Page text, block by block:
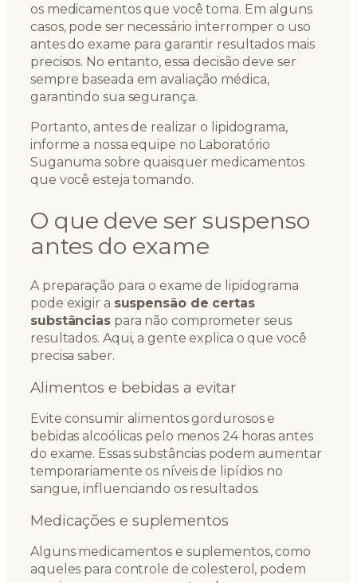
os medicamentos que você toma. Em alguns
casos, pode ser necessário interromper o uso
antes do exame para garantir resultados mais
precisos. No entanto, essa decisão deve ser
sempre baseada em avaliação médica,
garantindo sua segurança.
Portanto, antes de realizar o lipidograma,
informe a nossa equipe no Laboratório
Suganuma sobre quaisquer medicamentos
que você esteja tomando.
O que deve ser suspenso
antes do exame
A preparação para o exame de lipidograma
pode exigir a suspensão de certas
substânciaspara não comprometer seus
resultados. Aqui, a gente explica o que você
precisa saber.
Alimentos e bebidas a evitar
Evite consumir alimentos gordurosos e
bebidas alcoólicas pelo menos 24 horas antes
do exame. Essas substâncias podem aumentar
temporariamente os níveis de lipídios no
sangue, influenciando os resultados.
Medicações e suplementos
Alguns medicamentos e suplementos, como
aqueles para controle de colesterol, podem